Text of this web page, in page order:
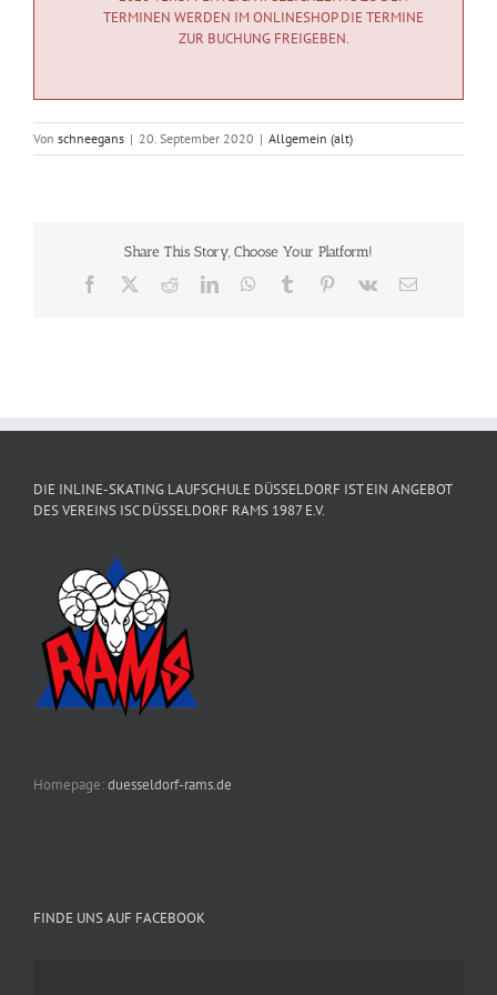
TERMINEN WERDEN IM ONLINESHOP DIE TERMINE
ZUR BUCHUNG FREIGEBEN.
Von schneegans | 20. September 2020 | Allgemein (alt)
Share This Story, Choose Your Platform!
Facebook RedditLinkedInWhatsApp
Tumblr Pinterest
Vk
E-
DIE INLINE-SKATING LAUFSCHULE DÜSSELDORF IST EIN ANGEBOT
DES VEREINS ISC DÜSSELDORF RAMS 1987 E.V.
Homepage:duesseldorf-rams.de
FINDE UNS AUF FACEBOOK